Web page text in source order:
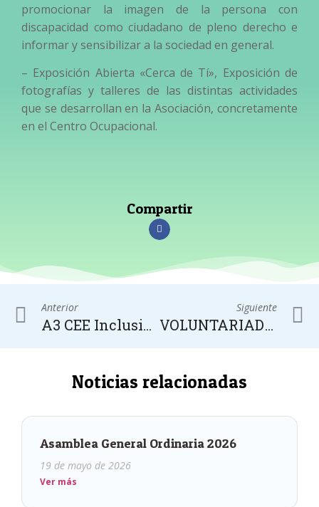
promocionar la imagen de la persona con
discapacidad como ciudadano de pleno derecho e
informar y sensibilizar a la sociedad en general.
– Exposición Abierta «Cerca de Tí», Exposición de
fotografías y talleres de las distintas actividades
que se desarrollan en la Asociación, concretamente
en el Centro Ocupacional.
Compartir
Anterior
A3 CEE Inclusión Laboral
Siguiente
VOLUNTARIADO EN APROSUBA 3
Noticias relacionadas
Asamblea General Ordinaria 2026
19 de mayo de 2026
Ver más